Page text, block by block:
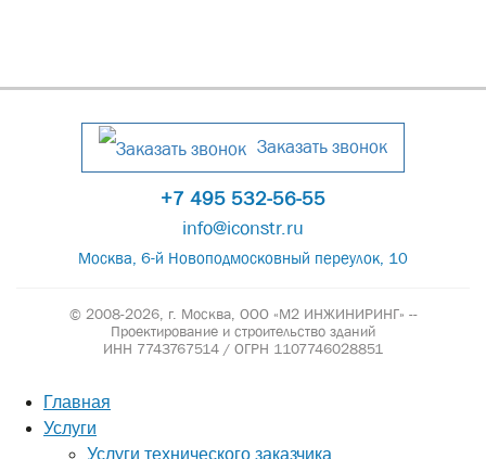
Заказать звонок
+7 495 532-56-55
info@iconstr.ru
Москва, 6-й Новоподмосковный переулок, 10
© 2008-2026, г. Москва, ООО «М2 ИНЖИНИРИНГ» --
Проектирование и строительство зданий
ИНН 7743767514 / ОГРН 1107746028851
Главная
Услуги
Услуги технического заказчика